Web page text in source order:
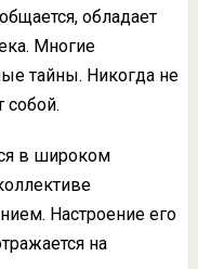
обладает
Многие
тайны. Никогда не
собой.
в широком
Настроение его
на